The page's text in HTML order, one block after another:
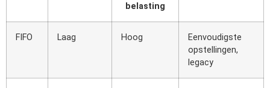
belasting
FIFO Laag Hoog
Eenvoudigste
opstellingen,
legacy